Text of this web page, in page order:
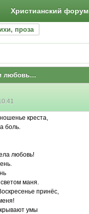
Христианский форум
проза
любовь…
креста,
боль.
любовь!
маня.
принёс,
умы